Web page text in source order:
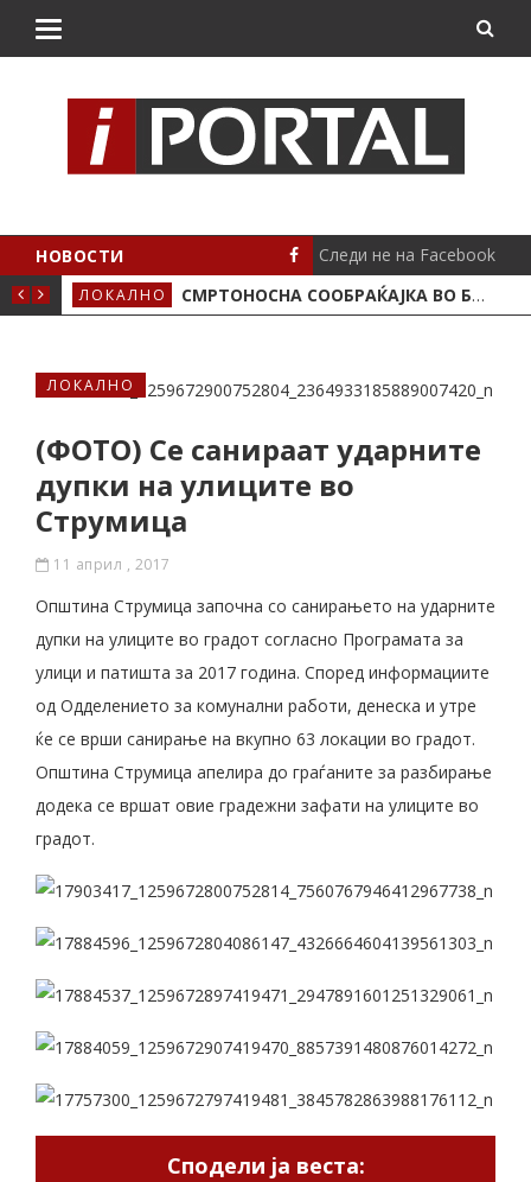
НОВОСТИ
ЛОКАЛНО СМРТОНОСНА СООБРАЌАЈКА ВО БУТЕЛ, ЖИВОТОТ ГО ЗАГУБИ 19-ГОДИШЕН МОТОЦИКЛИСТ
Следи не на Facebook
ЛОКАЛНО
(ФОТО) Се санираат ударните
дупки на улиците во
Струмица
11 април , 2017
Општина Струмица започна со санирањето на ударните
дупки на улиците во градот согласно Програмата за
улици и патишта за 2017 година. Според информациите
од Одделението за комунални работи, денеска и утре
ќе се врши санирање на вкупно 63 локации во градот.
Општина Струмица апелира до граѓаните за разбирање
додека се вршат овие градежни зафати на улиците во
градот.
Сподели ја веста: